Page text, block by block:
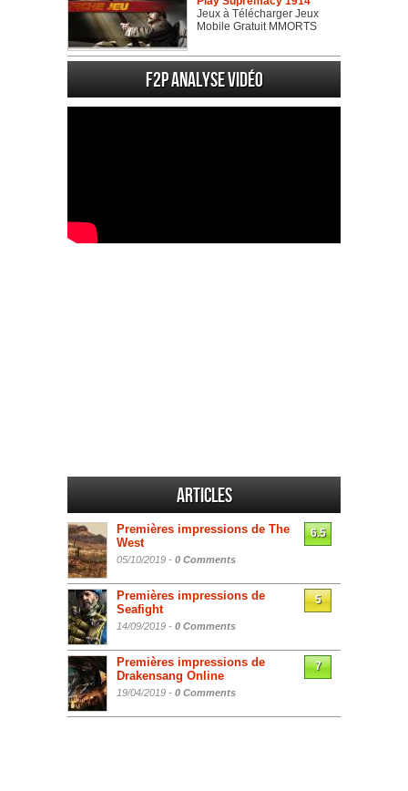
Jeux à Télécharger Jeux
Mobile Gratuit MMORTS
F2P Analyse vidéo
Articles
Premières impressions de The
West
05/10/2019 - 0 Comments
6.5
Premières impressions de
Seafight
14/09/2019 - 0 Comments
5
Premières impressions de
Drakensang Online
19/04/2019 - 0 Comments
7